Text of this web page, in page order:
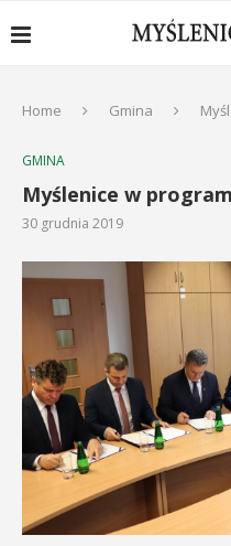
Home Gmina
GMINA
Myślenice w
30 grudnia 2019